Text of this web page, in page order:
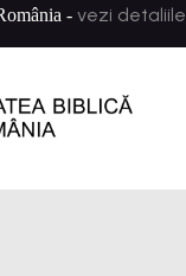
- vezi detaliile